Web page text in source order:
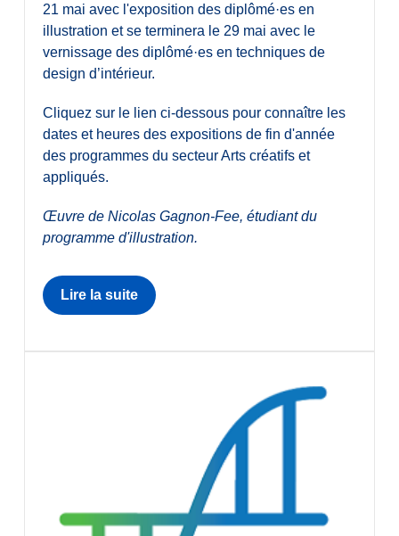
21 mai avec l'exposition des diplômé·es en
illustration et se terminera le 29 mai avec le
vernissage des diplômé·es en techniques de
design d’intérieur.
Cliquez sur le lien ci-dessous pour connaître les
dates et heures des expositions de fin d'année
des programmes du secteur Arts créatifs et
appliqués.
Œuvre de Nicolas Gagnon-Fee, étudiant du
programme d'illustration.
Lire la suite